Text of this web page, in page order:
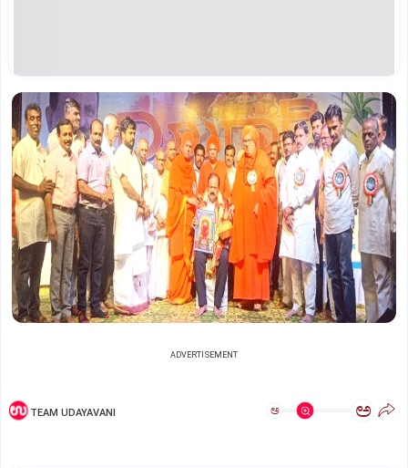
ADVERTISEMENT
TEAM UDAYAVANI ಅ ಅ